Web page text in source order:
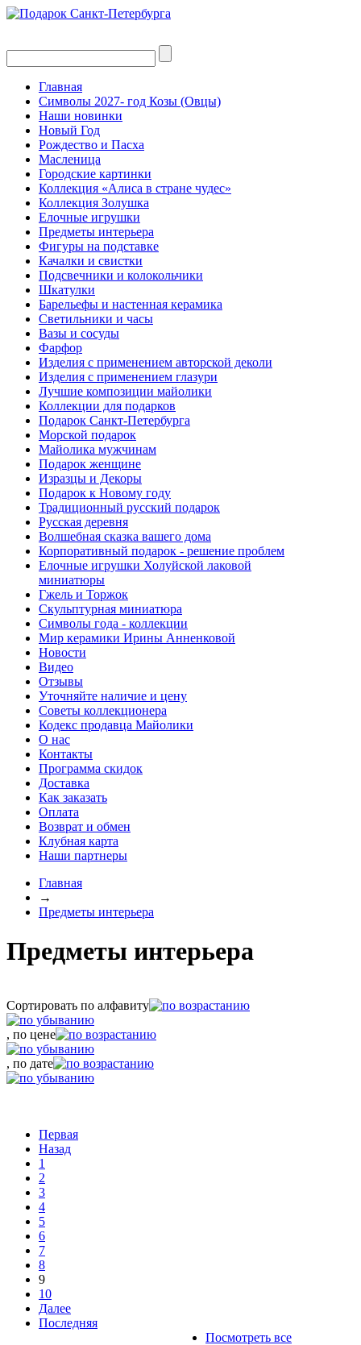
Главная
Символы 2027- год Козы (Овцы)
Наши новинки
Новый Год
Рождество и Пасха
Масленица
Городские картинки
Коллекция «Алиса в стране чудес»
Коллекция Золушка
Елочные игрушки
Предметы интерьера
Фигуры на подставке
Качалки и свистки
Подсвечники и колокольчики
Шкатулки
Барельефы и настенная керамика
Светильники и часы
Вазы и сосуды
Фарфор
Изделия с применением авторской деколи
Изделия с применением глазури
Лучшие композиции майолики
Коллекции для подарков
Подарок Санкт-Петербурга
Морской подарок
Майолика мужчинам
Подарок женщине
Изразцы и Декоры
Подарок к Новому году
Традиционный русский подарок
Русская деревня
Волшебная сказка вашего дома
Корпоративный подарок - решение проблем
Елочные игрушки Холуйской лаковой
миниатюры
Гжель и Торжок
Скульптурная миниатюра
Символы года - коллекции
Мир керамики Ирины Анненковой
Новости
Видео
Отзывы
Уточняйте наличие и цену
Советы коллекционера
Кодекс продавца Майолики
О нас
Контакты
Программа скидок
Доставка
Как заказать
Оплата
Возврат и обмен
Клубная карта
Наши партнеры
Главная
→
Предметы интерьера
Предметы интерьера
Сортировать по алфавиту
, по цене
, по дате
Первая
Назад
1
2
3
4
5
6
7
8
9
10
Далее
Последняя
Посмотреть все